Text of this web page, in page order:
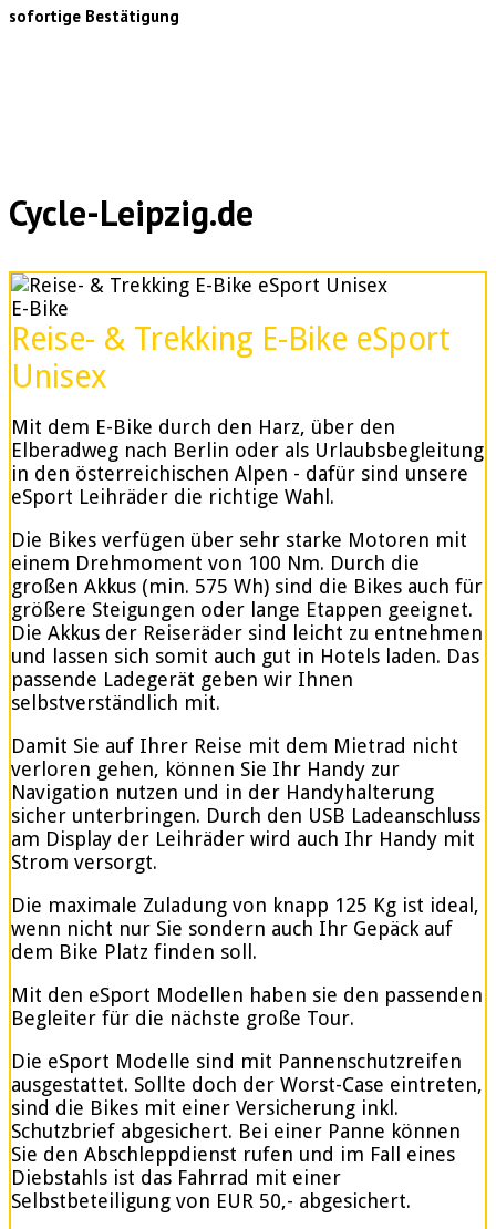
sofortige Bestätigung
Cycle-Leipzig.de
E-Bike
Reise- & Trekking E-Bike eSport
Unisex
Mit dem E-Bike durch den Harz, über den
Elberadweg nach Berlin oder als Urlaubsbegleitung
in den österreichischen Alpen - dafür sind unsere
eSport Leihräder die richtige Wahl.
Die Bikes verfügen über sehr starke Motoren mit
einem Drehmoment von 100 Nm. Durch die
großen Akkus (min. 575 Wh) sind die Bikes auch für
größere Steigungen oder lange Etappen geeignet.
Die Akkus der Reiseräder sind leicht zu entnehmen
und lassen sich somit auch gut in Hotels laden. Das
passende Ladegerät geben wir Ihnen
selbstverständlich mit.
Damit Sie auf Ihrer Reise mit dem Mietrad nicht
verloren gehen, können Sie Ihr Handy zur
Navigation nutzen und in der Handyhalterung
sicher unterbringen. Durch den USB Ladeanschluss
am Display der Leihräder wird auch Ihr Handy mit
Strom versorgt.
Die maximale Zuladung von knapp 125 Kg ist ideal,
wenn nicht nur Sie sondern auch Ihr Gepäck auf
dem Bike Platz finden soll.
Mit den eSport Modellen haben sie den passenden
Begleiter für die nächste große Tour.
Die eSport Modelle sind mit Pannenschutzreifen
ausgestattet. Sollte doch der Worst-Case eintreten,
sind die Bikes mit einer Versicherung inkl.
Schutzbrief abgesichert. Bei einer Panne können
Sie den Abschleppdienst rufen und im Fall eines
Diebstahls ist das Fahrrad mit einer
Selbstbeteiligung von EUR 50,- abgesichert.